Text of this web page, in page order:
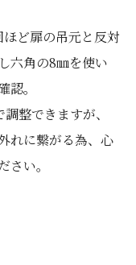
ど扉の吊元と反対
六角の8㎜を使い
。
整できますが、
れに繋がる為、心
い。